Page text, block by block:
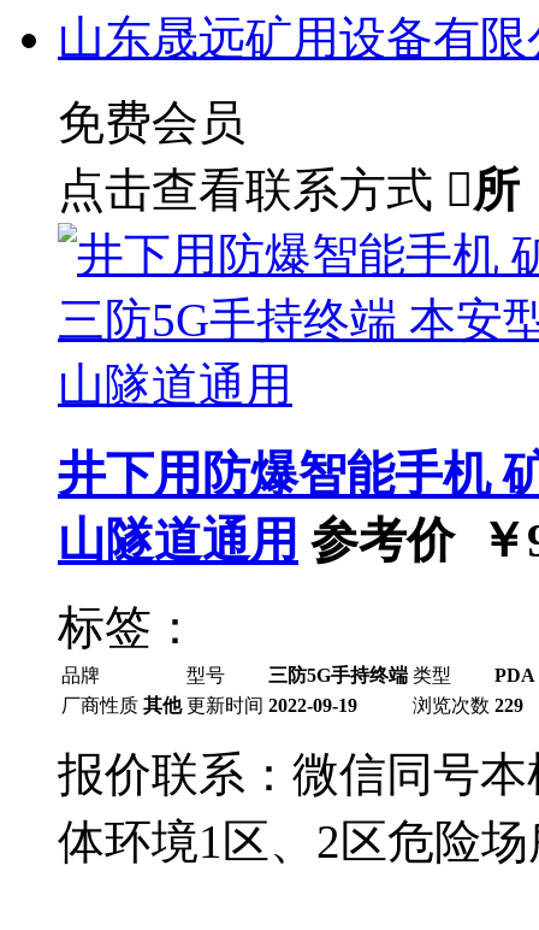
山东晟远矿用设备有
免费会员
点击查看联系方式 所
井下用防爆智能手机
山隧道通用 参考价 ￥
标签：
品牌 型号 三防5G手持终端 类型
PDA
厂商性质 其他 更新时间 2022-09-19 浏览次数 229
报价联系：微信同号
体环境1区、2区危险场